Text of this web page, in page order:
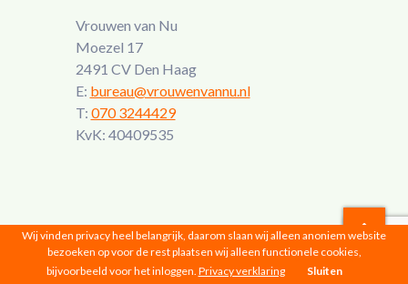
Vrouwen van Nu
Moezel 17
2491 CV Den Haag
E: bureau@vrouwenvannu.nl
T: 070 3244429
KvK: 40409535
Vrouwen van Nu © 2026 |Privacyverklaring
Wij vinden privacy heel belangrijk, daarom slaan wij alleen anoniem website
bezoeken op voor de rest plaatsen wij alleen functionele cookies,
bijvoorbeeld voor het inloggen. Privacy verklaring Sluiten